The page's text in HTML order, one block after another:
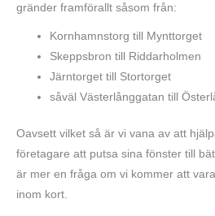
gränder framförallt såsom från:
Kornhamnstorg till Mynttorget
Skeppsbron till Riddarholmen
Järntorget till Stortorget
såväl Västerlånggatan till
Oavsett vilket så är vi vana av att
företagare att putsa sina fönster till
är mer en fråga om vi kommer att
inom kort.